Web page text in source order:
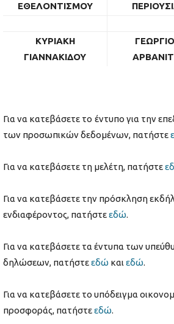
ΕΘΕΛΟΝΤΙΣΜΟΥ
ΚΥΡΙΑΚΗ
ΓΙΑΝΝΑΚΙΔΟΥ
Για να κατεβάσετε το έντυπο για την
των προσωπικών δεδομένων, πατήστε
Για να κατεβάσετε τη μελέτη, πατήστε
Για να κατεβάσετε την πρόσκληση
ενδιαφέροντος, πατήστεεδώ.
Για να κατεβάσετε τα έντυπα των
δηλώσεων, πατήστεεδώ και εδώ.
Για να κατεβάσετε το υπόδειγμα
προσφοράς, πατήστεεδώ.